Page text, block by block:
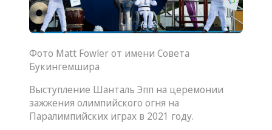
Фото Matt Fowler от имени Совета
Букингемшира
Выступление Шанталь Эпп на церемонии
зажжения олимпийского огня на
Паралимпийских играх в 2021 году.